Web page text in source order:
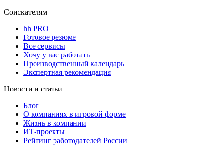
Соискателям
hh PRO
Готовое резюме
Все сервисы
Хочу у вас работать
Производственный календарь
Экспертная рекомендация
Новости и статьи
Блог
О компаниях в игровой форме
Жизнь в компании
ИТ-проекты
Рейтинг работодателей России